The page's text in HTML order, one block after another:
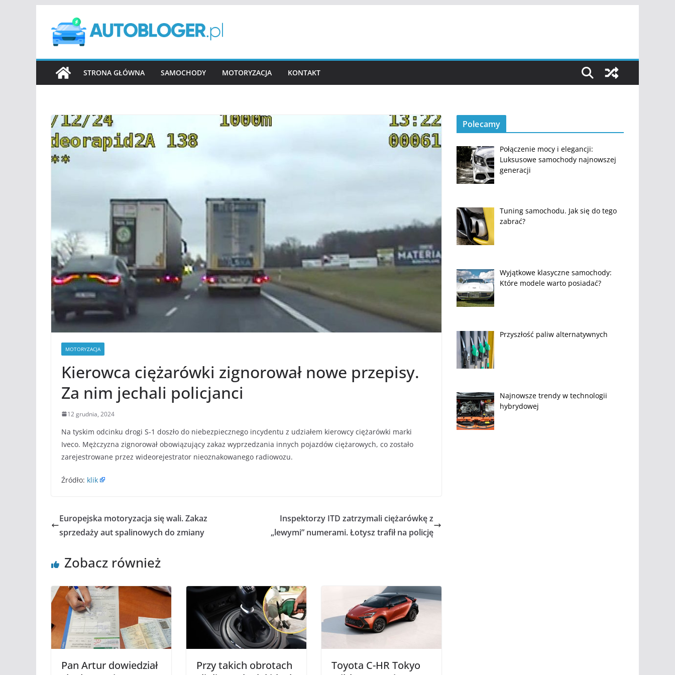
treści
STRONA GŁÓWNA SAMOCHODY MOTORYZACJA KONTAKT
MOTORYZACJA
Kierowca ciężarówki zignorował nowe przepisy.
Za nim jechali policjanci
12 grudnia, 2024
Na tyskim odcinku drogi S-1 doszło do niebezpiecznego incydentu z udziałem kierowcy ciężarówki marki
Iveco. Mężczyzna zignorował obowiązujący zakaz wyprzedzania innych pojazdów ciężarowych, co zostało
zarejestrowane przez wideorejestrator nieoznakowanego radiowozu.
Źródło: klik
Europejska motoryzacja się wali. Zakaz
sprzedaży aut spalinowych do zmiany
Inspektorzy ITD zatrzymali ciężarówkę z
„lewymi” numerami. Łotysz trafił na policję
Zobacz również
Pan Artur dowiedział
Przy takich obrotach
Toyota C-HR Tokyo
Polecamy
Połączenie mocy i elegancji:
Luksusowe samochody najnowszej
generacji
Tuning samochodu. Jak się do tego
zabrać?
Wyjątkowe klasyczne samochody:
Które modele warto posiadać?
Przyszłość paliw alternatywnych
Najnowsze trendy w technologii
hybrydowej